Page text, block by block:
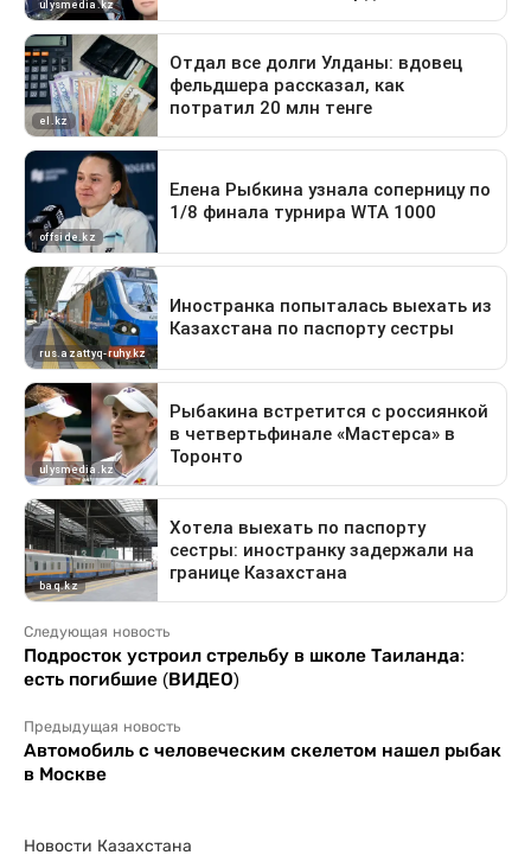
Следующая новость
Подросток устроил стрельбу в школе Таиланда:
есть погибшие (ВИДЕО)
Предыдущая новость
Автомобиль с человеческим скелетом нашел рыбак
в Москве
Новости Казахстана